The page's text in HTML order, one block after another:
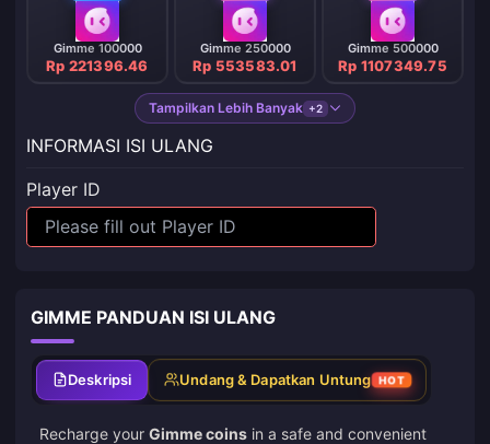
Gimme 100000
Rp 221396.46
Gimme 250000
Rp 553583.01
Gimme 500000
Rp 1107349.75
Tampilkan Lebih Banyak +2
INFORMASI ISI ULANG
Player ID
GIMME PANDUAN ISI ULANG
Deskripsi Undang & Dapatkan Untung HOT
Recharge your Gimme coins in a safe and convenient